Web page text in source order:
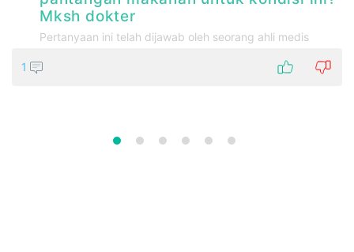
Mksh dokter
Pertanyaan ini telah dijawab oleh seorang ahli medis
1